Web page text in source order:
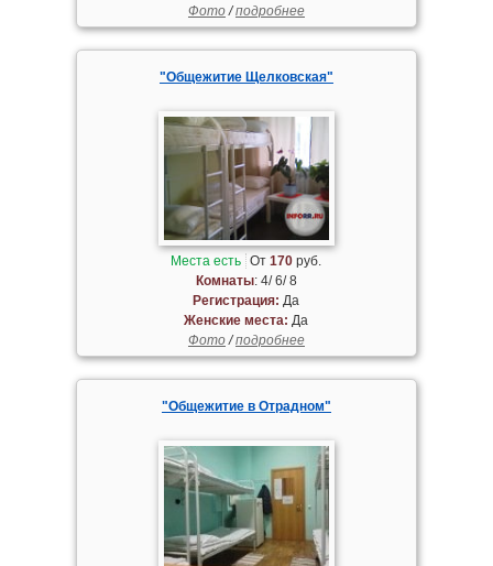
Фото/подробнее
"Общежитие Щелковская"
Места есть От170 руб.
Комнаты: 4/ 6/ 8
Регистрация: Да
Женские места: Да
Фото/подробнее
"Общежитие в Отрадном"